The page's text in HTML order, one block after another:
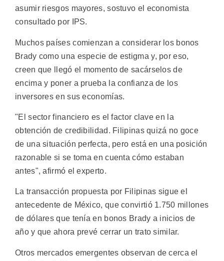
asumir riesgos mayores, sostuvo el economista
consultado por IPS.
Muchos países comienzan a considerar los bonos
Brady como una especie de estigma y, por eso,
creen que llegó el momento de sacárselos de
encima y poner a prueba la confianza de los
inversores en sus economías.
"El sector financiero es el factor clave en la
obtención de credibilidad. Filipinas quizá no goce
de una situación perfecta, pero está en una posición
razonable si se toma en cuenta cómo estaban
antes", afirmó el experto.
La transacción propuesta por Filipinas sigue el
antecedente de México, que convirtió 1.750 millones
de dólares que tenía en bonos Brady a inicios de
año y que ahora prevé cerrar un trato similar.
Otros mercados emergentes observan de cerca el